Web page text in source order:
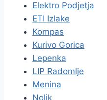
Elektro Podjetja
ETI Izlake
Kompas
Kurivo Gorica
Lepenka
LIP Radomlje
Menina
Nolik